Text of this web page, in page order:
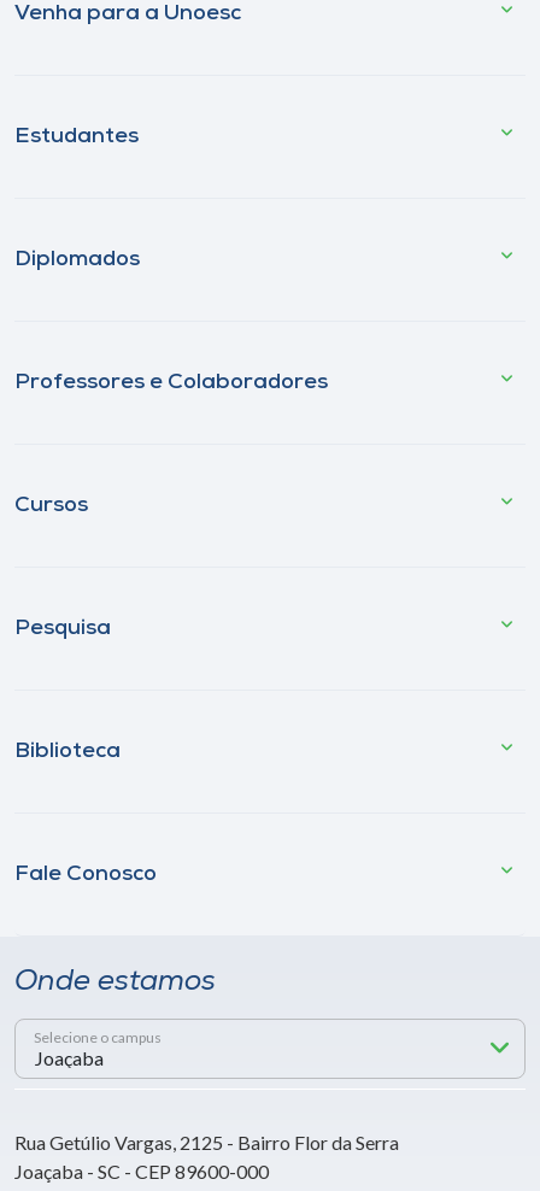
Venha para a Unoesc
Estudantes
Diplomados
Professores e Colaboradores
Cursos
Pesquisa
Biblioteca
Fale Conosco
Onde estamos
Selecione o campus
Rua Getúlio Vargas, 2125 - Bairro Flor da Serra
Joaçaba - SC - CEP 89600-000